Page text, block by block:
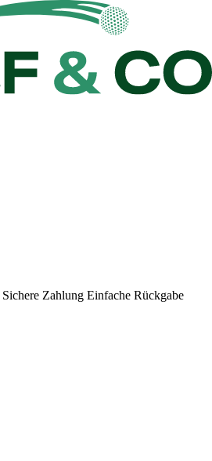
Sichere Zahlung Einfache Rückgabe